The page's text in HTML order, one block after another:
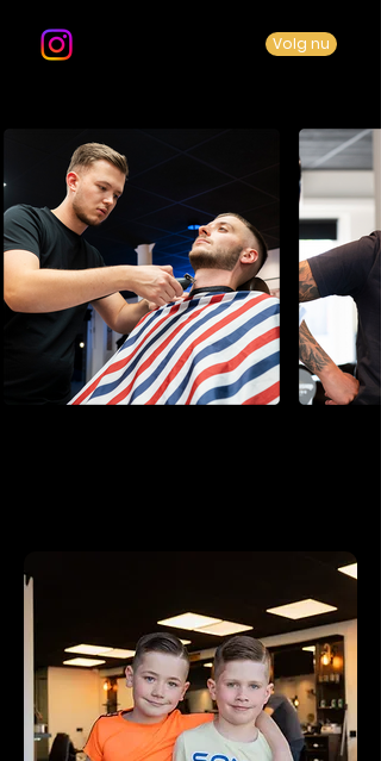
Volg ons op InstagramVolg nu